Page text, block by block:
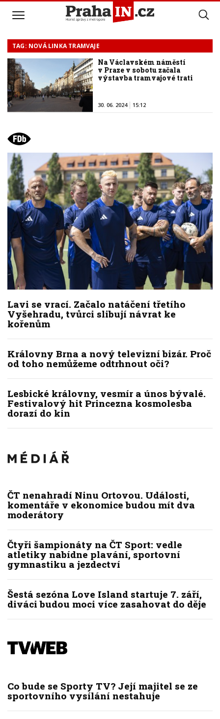
TAG: NOVÁ LINKA TRAMVAJE
Na Václavském náměstí
v Praze v sobotu začala
výstavba tramvajové trati
30. 06. 2024 15:12
Lavi se vrací. Začalo natáčení třetího
Vyšehradu, tvůrci slibují návrat ke
kořenům
Královny Brna a nový televizní bizár. Proč
od toho nemůžeme odtrhnout oči?
Lesbické královny, vesmír a únos bývalé.
Festivalový hit Princezna kosmolesba
dorazí do kin
ČT nenahradí Ninu Ortovou. Události,
komentáře v ekonomice budou mít dva
moderátory
Čtyři šampionáty na ČT Sport: vedle
atletiky nabídne plavání, sportovní
gymnastiku a jezdectví
Šestá sezóna Love Island startuje 7. září,
diváci budou moci více zasahovat do děje
Co bude se Sporty TV? Její majitel se ze
sportovního vysílání nestahuje